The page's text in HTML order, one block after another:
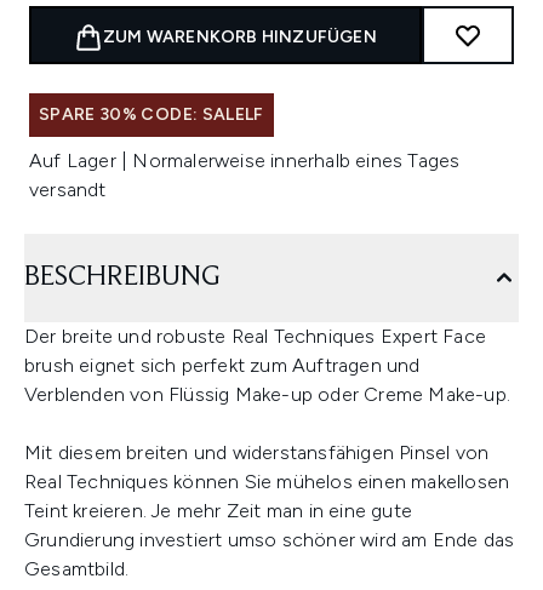
ZUM WARENKORB HINZUFÜGEN
SPARE 30% CODE: SALELF
Auf Lager | Normalerweise innerhalb eines Tages
versandt
BESCHREIBUNG
Der breite und robuste Real Techniques Expert Face
brush eignet sich perfekt zum Auftragen und
Verblenden von Flüssig Make-up oder Creme Make-up.
Mit diesem breiten und widerstansfähigen Pinsel von
Real Techniques können Sie mühelos einen makellosen
Teint kreieren. Je mehr Zeit man in eine gute
Grundierung investiert umso schöner wird am Ende das
Gesamtbild.